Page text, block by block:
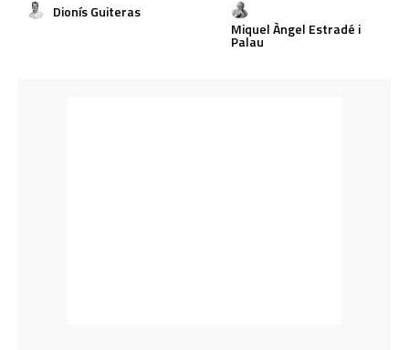
Dionís Guiteras
Miquel Àngel Estradé i
Palau